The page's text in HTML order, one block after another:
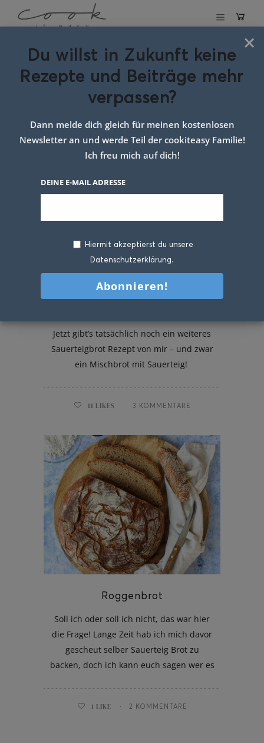
Schlagwort:
einfach sauerteig
brot backen
Jetzt gibt’s tatsächlich noch ein weiteres
Sauerteigbrot Rezept von mir – und zwar
ein Mischbrot mit Sauerteig!
11 LIKES 3 KOMMENTARE
Roggenbrot
Soll ich oder soll ich nicht, das war hier
die Frage! Lange Zeit hab ich mich davor
gescheut selber Sauerteig Brot zu
backen, doch ich kann euch sagen wer es
1 LIKE 2 KOMMENTARE
×
Du willst in Zukunft keine
Rezepte und Beiträge mehr
verpassen?
Dann melde dich gleich für meinen kostenlosen
Newsletter an und werde Teil der cookiteasy Familie!
Ich freu mich auf dich!
DEINE E-MAIL ADRESSE
Hiermit akzeptierst du unsere
Datenschutzerklärung.